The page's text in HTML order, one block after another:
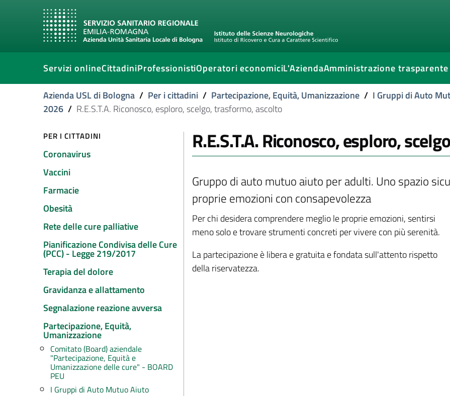
Servizi onlineCittadiniProfessionistiOperatori economiciL'AziendaAmministrazione trasparente
Azienda USL di Bologna / Per i cittadini / Partecipazione, Equità, Umanizzazione / I Gruppi di Auto
2026 / R.E.S.T.A. Riconosco, esploro, scelgo, trasformo, ascolto
PER I CITTADINI
Coronavirus
Vaccini
Farmacie
Obesità
Rete delle cure palliative
Pianificazione Condivisa delle Cure
(PCC) - Legge 219/2017
Terapia del dolore
Gravidanza e allattamento
Segnalazione reazione avversa
Partecipazione, Equità,
Umanizzazione
Comitato (Board) aziendale
"Partecipazione, Equità e
Umanizzazione delle cure" - BOARD
PEU
I Gruppi di Auto Mutuo Aiuto
R.E.S.T.A. Riconosco, esploro,
Gruppo di auto mutuo aiuto per adulti. Uno spazio
proprie emozioni con consapevolezza
Per chi desidera comprendere meglio le proprie emozioni, sentirsi
meno solo e trovare strumenti concreti per vivere con più serenità.
La partecipazione è libera e gratuita e fondata sull'attento rispetto
della riservatezza.